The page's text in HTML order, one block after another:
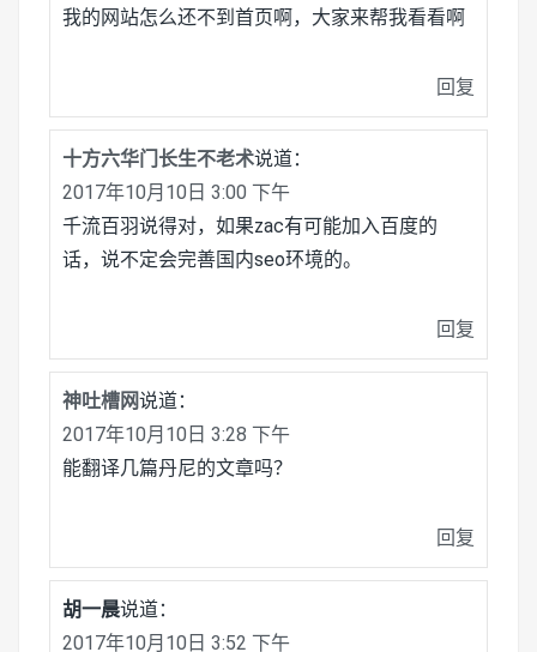
我的网站怎么还不到首页啊，大家来帮我看看啊
回复
十方六华门长生不老术说道：
2017年10月10日 3:00 下午
千流百羽说得对，如果zac有可能加入百度的
话，说不定会完善国内seo环境的。
回复
神吐槽网说道：
2017年10月10日 3:28 下午
能翻译几篇丹尼的文章吗？
回复
胡一晨说道：
2017年10月10日 3:52 下午